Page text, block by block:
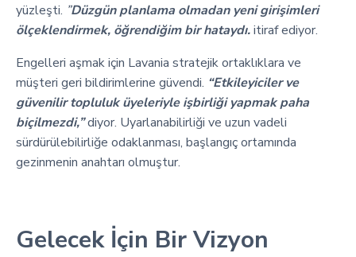
yüzleşti. ”Düzgün planlama olmadan yeni girişimleri
ölçeklendirmek, öğrendiğim bir hataydı.itiraf ediyor.
Engelleri aşmak için Lavania stratejik ortaklıklara ve
müşteri geri bildirimlerine güvendi. “Etkileyiciler ve
güvenilir topluluk üyeleriyle işbirliği yapmak paha
biçilmezdi,”diyor. Uyarlanabilirliği ve uzun vadeli
sürdürülebilirliğe odaklanması, başlangıç ortamında
gezinmenin anahtarı olmuştur.
Gelecek İçin Bir Vizyon